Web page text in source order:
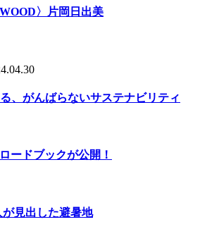
〉片岡日出美
、がんばらないサステナビリティ
ードブックが公開！
見出した避暑地